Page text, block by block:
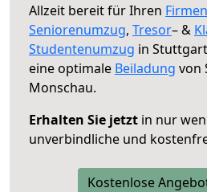
Allzeit bereit für Ihren
Seniorenumzug, Tresor– &
Studentenumzug in
eine optimale Beiladung von
Monschau.
Erhalten Sie jetzt in nur
unverbindliche und
Kostenlose